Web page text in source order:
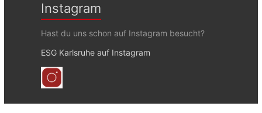
Instagram
Hast du uns schon auf Instagram besucht?
ESG Karlsruhe auf Instagram